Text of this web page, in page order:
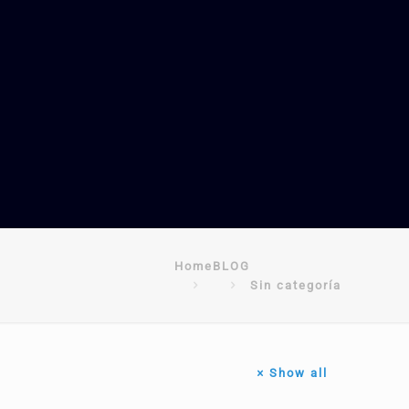
Home BLOG
Sin categoría
Show all